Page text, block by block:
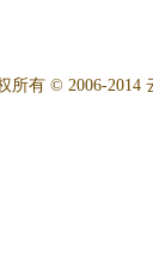
所有 © 2006-2014